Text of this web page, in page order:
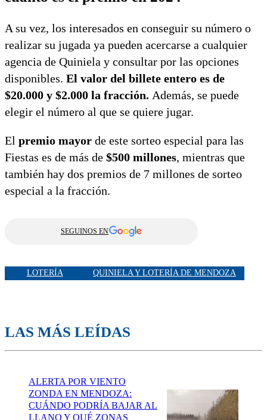
A su vez, los interesados en conseguir su número o
realizar su jugada ya pueden acercarse a cualquier
agencia de Quiniela y consultar por las opciones
disponibles. El valor del billete entero es de
$20.000 y $2.000 la fracción. Además, se puede
elegir el número al que se quiere jugar.
El premio mayor de este sorteo especial para las
Fiestas es de más de $500 millones, mientras que
también hay dos premios de 7 millones de sorteo
especial a la fracción.
SEGUINOS EN
LOTERÍA QUINIELA Y LOTERÍA DE MENDOZA
LAS MÁS LEÍDAS
ALERTA POR VIENTO
ZONDA EN MENDOZA:
CUÁNDO PODRÍA BAJAR AL
LLANO Y QUÉ ZONAS